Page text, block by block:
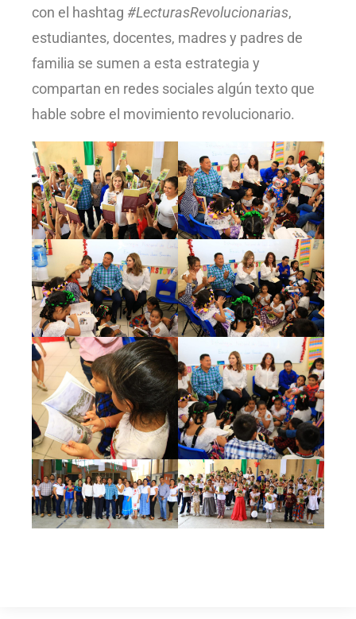
con el hashtag #LecturasRevolucionarias,
estudiantes, docentes, madres y padres de
familia se sumen a esta estrategia y
compartan en redes sociales algún texto que
hable sobre el movimiento revolucionario.